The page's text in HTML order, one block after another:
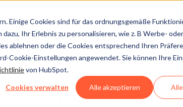
Einige Cookies sind für das ordnungsgemäße
Ihr Erlebnis zu personalisieren, wie z. B Werbe-
ablehnen oder die Cookies entsprechend Ihren
Cookie-Einstellungen angewendet. Sie können Ihre
von HubSpot.
Cookies verwalten Alle akzeptieren
Legal Center
HUBSPOT-